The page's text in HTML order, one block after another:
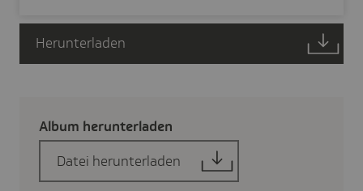
Herunterladen
Album herun­ter­laden
Datei herunterladen